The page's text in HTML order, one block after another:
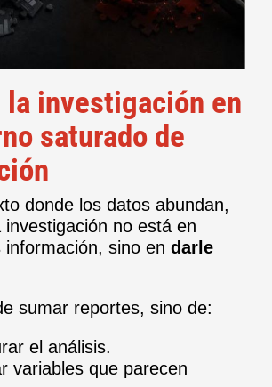
la investigación en
saturado de
donde los datos abundan,
investigación no está en
sino en darle
sumar reportes, sino de:
el análisis.
variables que parecen